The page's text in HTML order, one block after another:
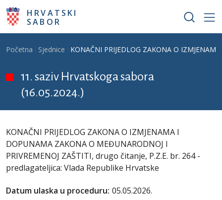
Skoči na glavni sadržaj
HRVATSKI
SABOR
Breadcrumb
Početna Sjednice KONAČNI PRIJEDLOG ZAKONA O
11. saziv Hrvatskoga sabora
(16.05.2024.)
KONAČNI PRIJEDLOG ZAKONA O IZMJENAMA I
DOPUNAMA ZAKONA O MEĐUNARODNOJ I
PRIVREMENOJ ZAŠTITI, drugo čitanje, P.Z.E. br. 264 -
predlagateljica: Vlada Republike Hrvatske
Datum ulaska u proceduru: 05.05.2026.